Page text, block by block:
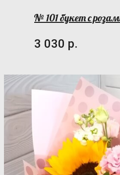
№ 101 букет с
3 030 р.